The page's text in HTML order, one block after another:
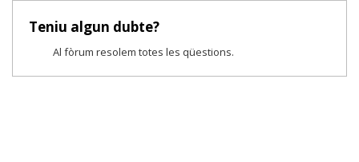
Teniu algun dubte?
Al fòrum resolem totes les qüestions.